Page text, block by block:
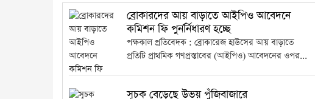
ব্রোকারদের আয় বাড়াতে আইপিও আবেদনে
কমিশন ফি পুনর্র্নিধারণ হচ্ছে
পক্ষকাল প্রতিবেদক : ব্রোকারেজ হাউসের আয় বাড়াতে
প্রতিটি প্রাথমিক গণপ্রস্তাবের (আইপিও) আবেদনের ওপর...
সূচক বেড়েছে উভয় পুঁজিবাজারে